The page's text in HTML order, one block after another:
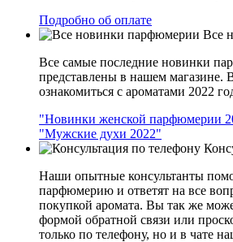
Подробно об оплате
Все
Все самые последние новинки
представлены в нашем магазине.
ознакомиться с ароматами 2022
"Новинки женской парфюмерии
"Мужские духи 2022"
Наши опытные консультанты
парфюмерию и ответят на все
покупкой аромата. Вы так же
формой обратной связи или
только по телефону, но и в чате